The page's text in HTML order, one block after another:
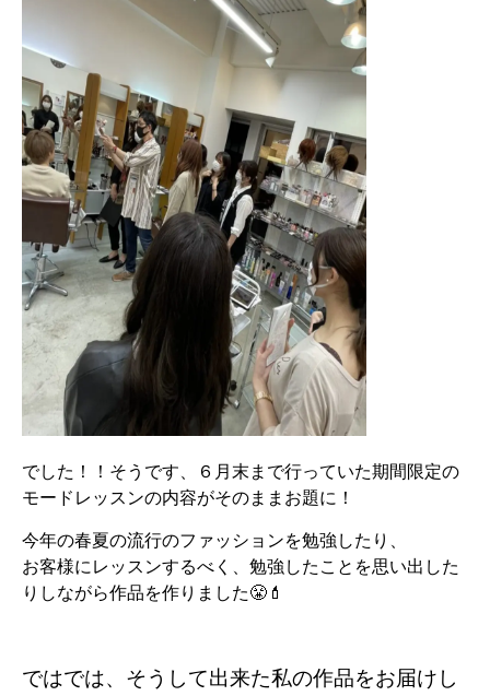
でした！！ そうです、６月末まで行っていた期間限定の
モードレッスンの内容がそのままお題に！
今年の春夏の流行のファッションを勉強したり、
お客様にレッスンするべく、勉強したことを思い出した
りしながら作品を作りました😤💄
ではでは、そうして出来た私の作品をお届けし